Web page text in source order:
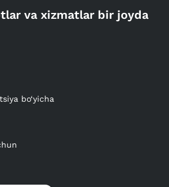
va xizmatlar bir joyda
bo‘yicha